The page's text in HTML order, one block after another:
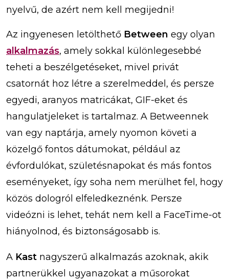
nyelvű, de azért nem kell megijedni!
Az ingyenesen letölthető Between egy olyan
alkalmazás, amely sokkal különlegesebbé
teheti a beszélgetéseket, mivel privát
csatornát hoz létre a szerelmeddel, és persze
egyedi, aranyos matricákat, GIF-eket és
hangulatjeleket is tartalmaz. A Betweennek
van egy naptárja, amely nyomon követi a
közelgő fontos dátumokat, például az
évfordulókat, születésnapokat és más fontos
eseményeket, így soha nem merülhet fel, hogy
közös dologról elfeledkeznénk. Persze
videózni is lehet, tehát nem kell a FaceTime-ot
hiányolnod, és biztonságosabb is.
A Kast nagyszerű alkalmazás azoknak, akik
partnerükkel ugyanazokat a műsorokat